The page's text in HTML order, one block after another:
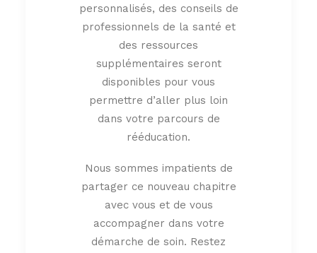
personnalisés, des conseils de
professionnels de la santé et
des ressources
supplémentaires seront
disponibles pour vous
permettre d’aller plus loin
dans votre parcours de
rééducation.
Nous sommes impatients de
partager ce nouveau chapitre
avec vous et de vous
accompagner dans votre
démarche de soin. Restez